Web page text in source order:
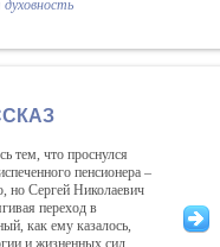
духовность
тем, что проснулся
пенсионера –
Сергей Николаевич
переход в
как ему казалось,
и жизненных сил